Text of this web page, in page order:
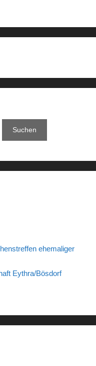
Suchen
ehemaliger
Eythra/Bösdorf